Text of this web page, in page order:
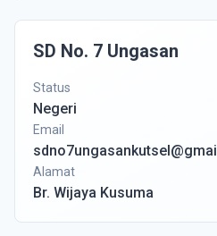
SD No. 7 Ungasan
Status
Negeri
Email
Alamat
Br. Wijaya Kusuma